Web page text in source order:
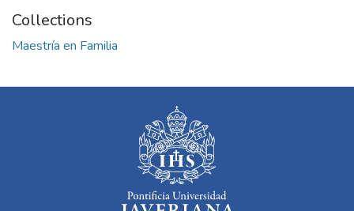
Collections
Maestría en Familia